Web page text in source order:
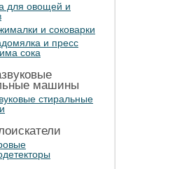
для овощей и
и соковарки
и пресс
сока
машины
стиральные